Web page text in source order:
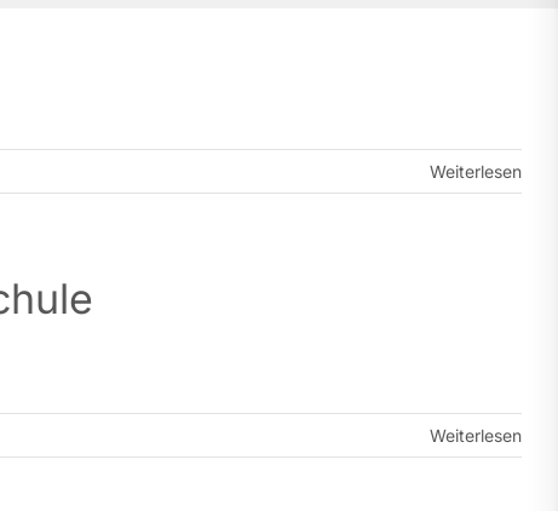
Weiterlesen
Weiterlesen